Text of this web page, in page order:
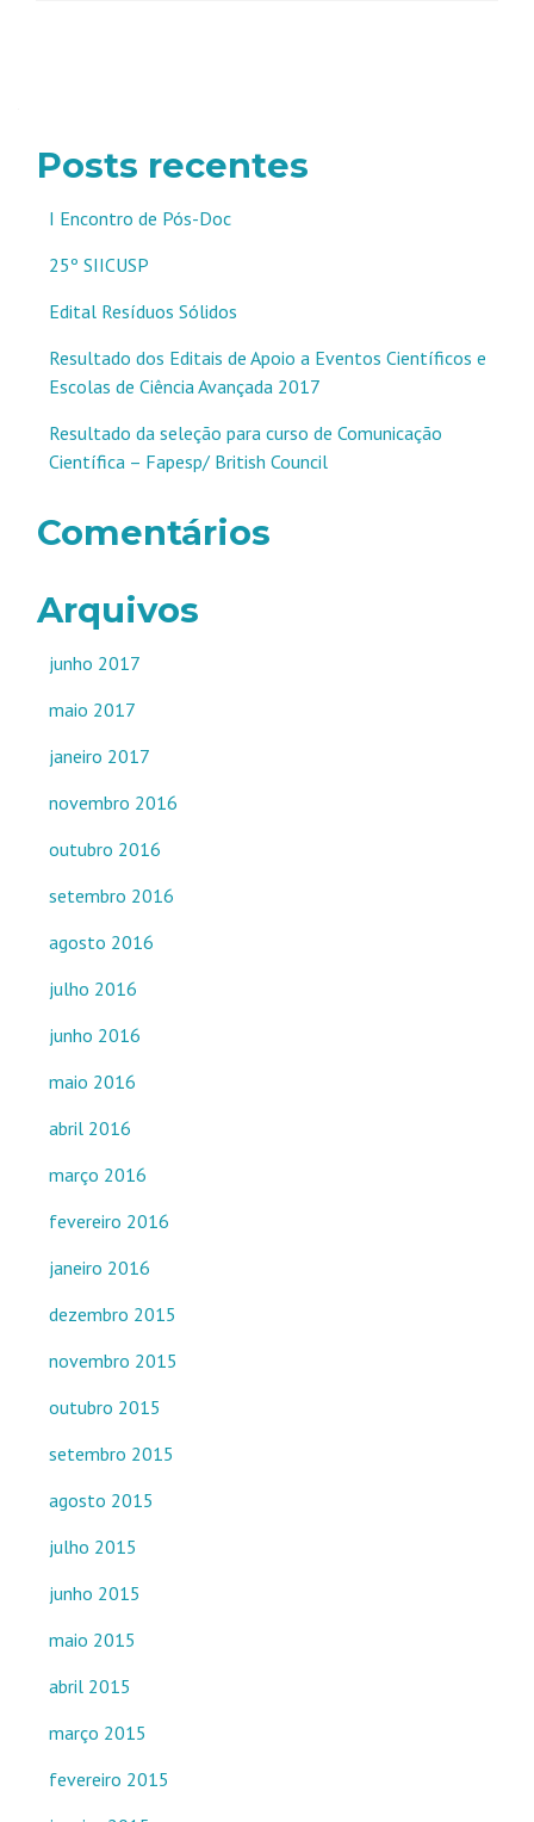
Posts recentes
I Encontro de Pós-Doc
25º SIICUSP
Edital Resíduos Sólidos
Resultado dos Editais de Apoio a Eventos Científicos e
Escolas de Ciência Avançada 2017
Resultado da seleção para curso de Comunicação
Científica – Fapesp/ British Council
Comentários
Arquivos
junho 2017
maio 2017
janeiro 2017
novembro 2016
outubro 2016
setembro 2016
agosto 2016
julho 2016
junho 2016
maio 2016
abril 2016
março 2016
fevereiro 2016
janeiro 2016
dezembro 2015
novembro 2015
outubro 2015
setembro 2015
agosto 2015
julho 2015
junho 2015
maio 2015
abril 2015
março 2015
fevereiro 2015